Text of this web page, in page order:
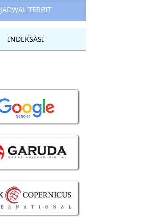
JADWAL TERBIT
INDEKSASI